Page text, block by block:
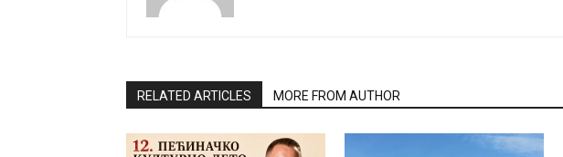
RELATED ARTICLES MORE FROM AUTHOR